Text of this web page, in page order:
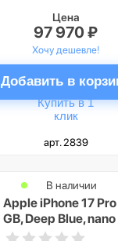
Цена
97 970 ₽
Хочу дешевле!
Добавить в
Купить в 1
клик
арт. 2839
Apple iPhone 17
GB, Deep Blue, nano
В наличии